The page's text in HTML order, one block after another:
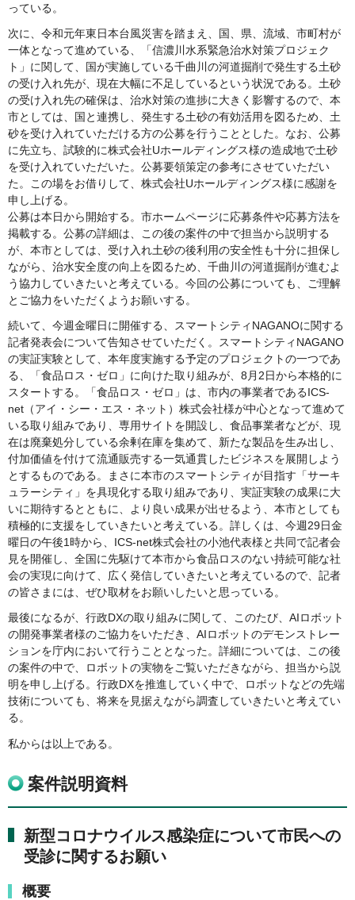
っている。
次に、令和元年東日本台風災害を踏まえ、国、県、流域、市町村が
一体となって進めている、「信濃川水系緊急治水対策プロジェク
ト」に関して、国が実施している千曲川の河道掘削で発生する土砂
の受け入れ先が、現在大幅に不足しているという状況である。土砂
の受け入れ先の確保は、治水対策の進捗に大きく影響するので、本
市としては、国と連携し、発生する土砂の有効活用を図るため、土
砂を受け入れていただける方の公募を行うこととした。なお、公募
に先立ち、試験的に株式会社Uホールディングス様の造成地で土砂
を受け入れていただいた。公募要領策定の参考にさせていただい
た。この場をお借りして、株式会社Uホールディングス様に感謝を
申し上げる。
公募は本日から開始する。市ホームページに応募条件や応募方法を
掲載する。公募の詳細は、この後の案件の中で担当から説明する
が、本市としては、受け入れ土砂の後利用の安全性も十分に担保し
ながら、治水安全度の向上を図るため、千曲川の河道掘削が進むよ
う協力していきたいと考えている。今回の公募についても、ご理解
とご協力をいただくようお願いする。
続いて、今週金曜日に開催する、スマートシティNAGANOに関する
記者発表会について告知させていただく。スマートシティNAGANO
の実証実験として、本年度実施する予定のプロジェクトの一つであ
る、「食品ロス・ゼロ」に向けた取り組みが、8月2日から本格的に
スタートする。「食品ロス・ゼロ」は、市内の事業者であるICS-
net（アイ・シー・エス・ネット）株式会社様が中心となって進めて
いる取り組みであり、専用サイトを開設し、食品事業者などが、現
在は廃棄処分している余剰在庫を集めて、新たな製品を生み出し、
付加価値を付けて流通販売する一気通貫したビジネスを展開しよう
とするものである。まさに本市のスマートシティが目指す「サーキ
ュラーシティ」を具現化する取り組みであり、実証実験の成果に大
いに期待するとともに、より良い成果が出せるよう、本市としても
積極的に支援をしていきたいと考えている。詳しくは、今週29日金
曜日の午後1時から、ICS-net株式会社の小池代表様と共同で記者会
見を開催し、全国に先駆けて本市から食品ロスのない持続可能な社
会の実現に向けて、広く発信していきたいと考えているので、記者
の皆さまには、ぜひ取材をお願いしたいと思っている。
最後になるが、行政DXの取り組みに関して、このたび、AIロボット
の開発事業者様のご協力をいただき、AIロボットのデモンストレー
ションを庁内において行うこととなった。詳細については、この後
の案件の中で、ロボットの実物をご覧いただきながら、担当から説
明を申し上げる。行政DXを推進していく中で、ロボットなどの先端
技術についても、将来を見据えながら調査していきたいと考えてい
る。
私からは以上である。
案件説明資料
新型コロナウイルス感染症について市民への
受診に関するお願い
概要